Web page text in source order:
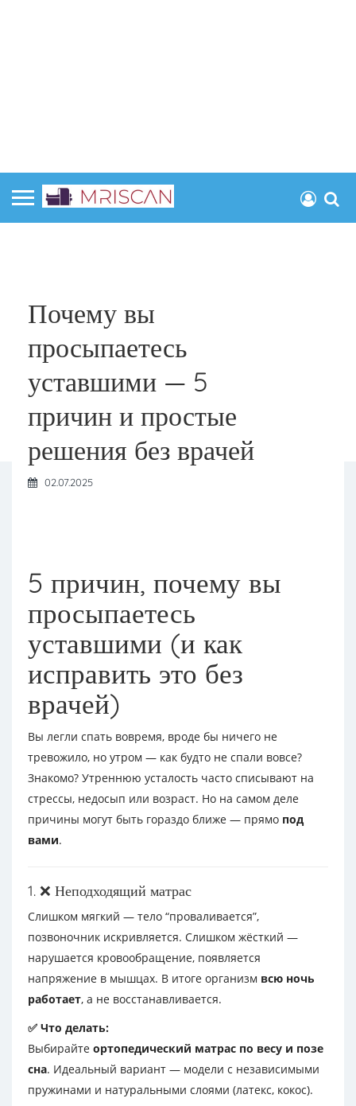
Почему вы
просыпаетесь
уставшими — 5
причин и простые
решения без врачей
02.07.2025
5 причин, почему вы
просыпаетесь
уставшими (и как
исправить это без
врачей)
Вы легли спать вовремя, вроде бы ничего не
тревожило, но утром — как будто не спали вовсе?
Знакомо? Утреннюю усталость часто списывают на
стрессы, недосып или возраст. Но на самом деле
причины могут быть гораздо ближе — прямо под
вами.
1. ❌ Неподходящий матрас
Слишком мягкий — тело “проваливается”,
позвоночник искривляется. Слишком жёсткий —
нарушается кровообращение, появляется
напряжение в мышцах. В итоге организм всю ночь
работает, а не восстанавливается.
✅ Что делать:
Выбирайте ортопедический матрас по весу и позе
сна. Идеальный вариант — модели с независимыми
пружинами и натуральными слоями (латекс, кокос).